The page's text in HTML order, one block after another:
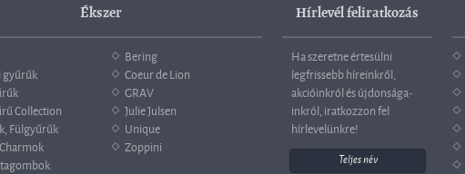
Ékszer
gyűrűk
Collection
Fülgyűrűk
Bering
Coeur de Lion
GRAV
Julie Julsen
Unique
Zoppini
Hírlevél feliratkozás
Ha szeretne értesülni
legfrissebb híreinkről,
akcióinkról és újdonsága-
inkról, iratkozzon fel
hírlevelünkre!